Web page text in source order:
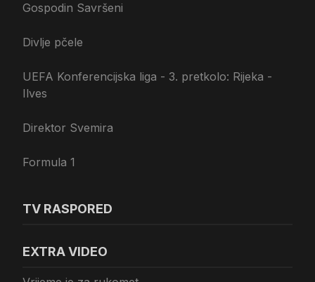
Gospodin Savršeni
Divlje pčele
UEFA Konferencijska liga - 3. pretkolo: Rijeka -
Ilves
Direktor Svemira
Formula 1
TV RASPORED
EXTRA VIDEO